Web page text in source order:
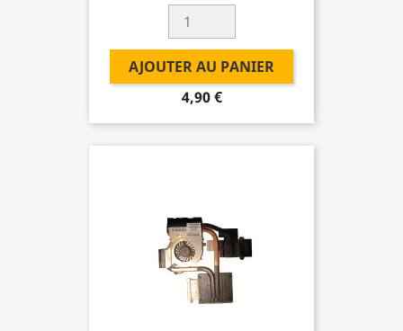
AJOUTER AU PANIER
4,90 €